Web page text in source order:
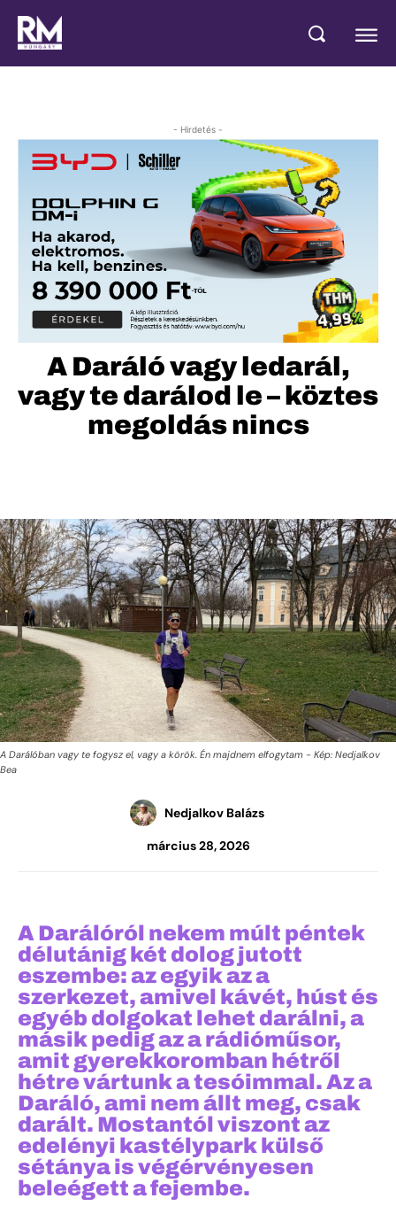
- Hirdetés -
A Daráló vagy ledarál,
vagy te darálod le – köztes
megoldás nincs
A Darálóban vagy te fogysz el, vagy a körök. Én majdnem elfogytam - Kép: Nedjalkov
Bea
Nedjalkov Balázs
március 28, 2026
A Darálóról nekem múlt péntek
délutánig két dolog jutott
eszembe: az egyik az a
szerkezet, amivel kávét, húst és
egyéb dolgokat lehet darálni, a
másik pedig az a rádióműsor,
amit gyerekkoromban hétről
hétre vártunk a tesóimmal. Az a
Daráló, ami nem állt meg, csak
darált. Mostantól viszont az
edelényi kastélypark külső
sétánya is végérvényesen
beleégett a fejembe.